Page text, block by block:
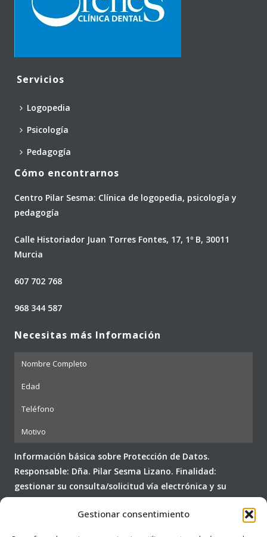
Gestionar consentimiento
Servicios
Logopedia
Psicología
Pedagogía
Cómo encontrarnos
Centro Pilar Sesma: Clínica de logopedia, psicología y
pedagogía
Calle Historiador Juan Torres Fontes, 17, 1º B, 30011
Murcia
607 702 768
968 344 587
Necesitas más Información
Información básica sobre Protección de Datos.
Responsable: Dña. Pilar Sesma Lizano. Finalidad:
gestionar su consulta/solicitud vía electrónica y su
posterior seguimiento comercial. Legitimación: su
consentimiento expreso (RGPD 6.1.a). No cederemos sus